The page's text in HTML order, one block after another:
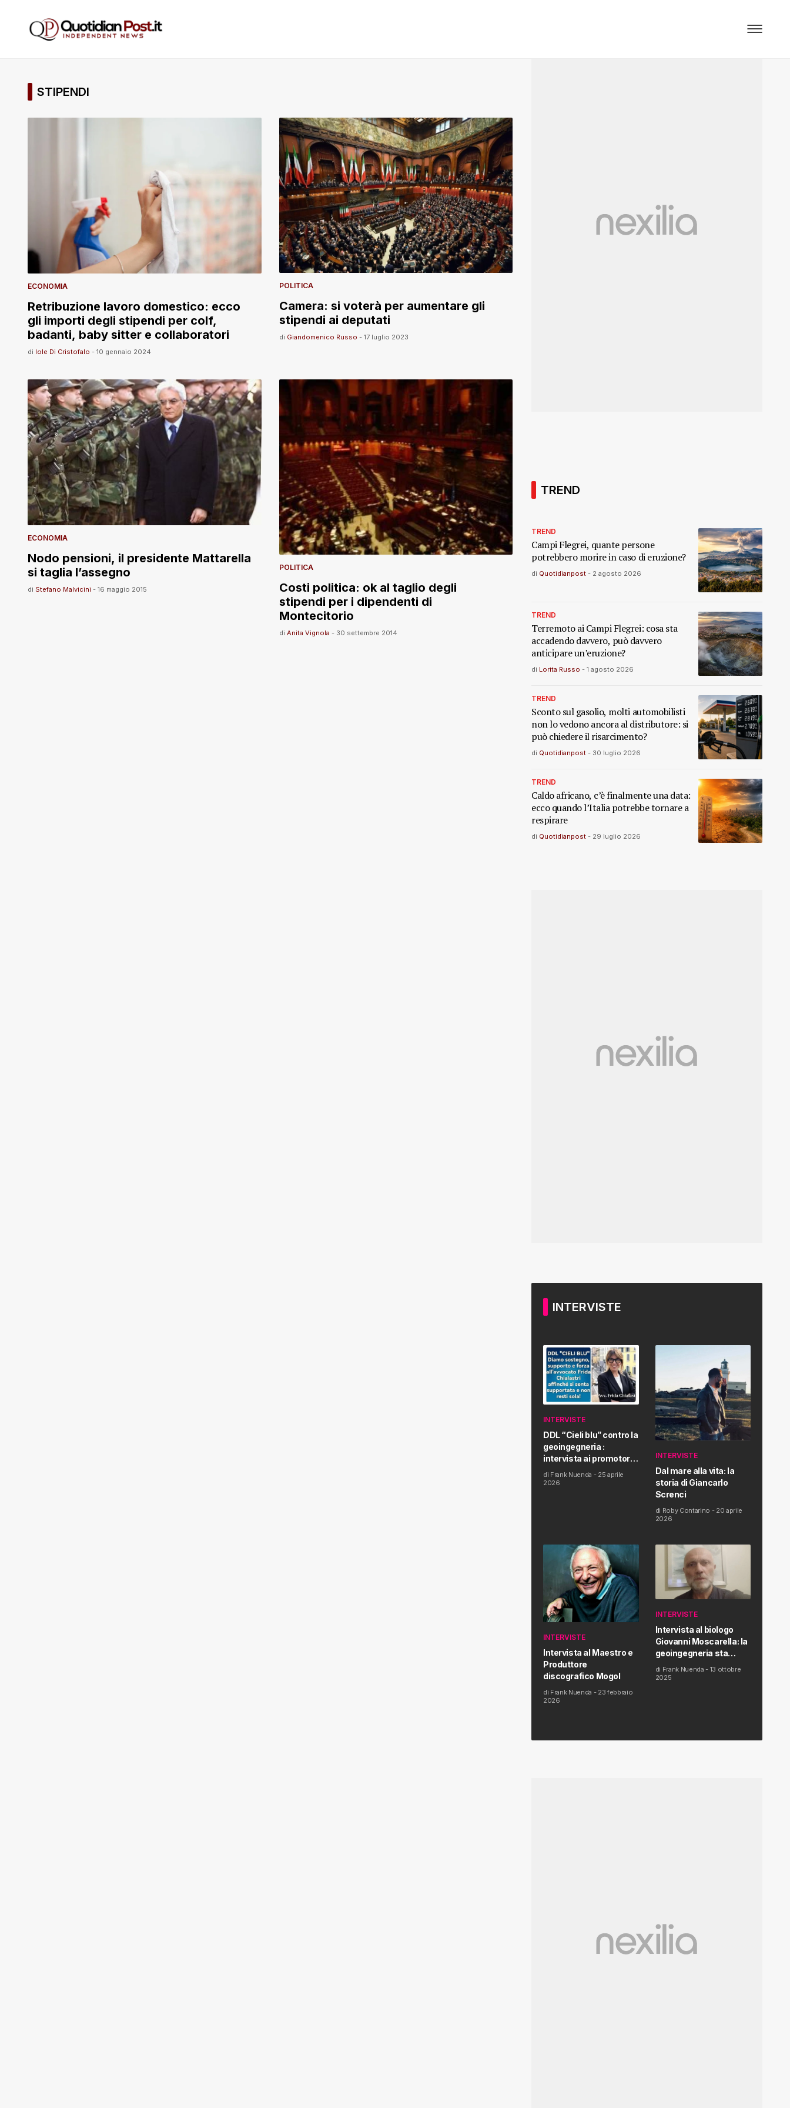
STIPENDI
ECONOMIA
Retribuzione lavoro domestico: ecco
gli importi degli stipendi per colf,
badanti, baby sitter e collaboratori
di Iole Di Cristofalo - 10 gennaio 2024
POLITICA
Camera: si voterà per aumentare gli
stipendi ai deputati
di Giandomenico Russo - 17 luglio 2023
ECONOMIA
Nodo pensioni, il presidente Mattarella
si taglia l’assegno
di Stefano Malvicini - 16 maggio 2015
POLITICA
Costi politica: ok al taglio degli
stipendi per i dipendenti di
Montecitorio
di Anita Vignola - 30 settembre 2014
TREND
TREND
Campi Flegrei, quante persone
potrebbero morire in caso di eruzione?
di Quotidianpost - 2 agosto 2026
TREND
Terremoto ai Campi Flegrei: cosa sta
accadendo davvero, può davvero
anticipare un’eruzione?
di Lorita Russo - 1 agosto 2026
TREND
Sconto sul gasolio, molti automobilisti
non lo vedono ancora al distributore: si
può chiedere il risarcimento?
di Quotidianpost - 30 luglio 2026
TREND
Caldo africano, c’è finalmente una data:
ecco quando l’Italia potrebbe tornare a
respirare
di Quotidianpost - 29 luglio 2026
INTERVISTE
INTERVISTE
DDL “Cieli blu” contro la
geoingegneria :
intervista ai promotori
della tematica e della
Proposta di Legge
di Frank Nuenda - 25 aprile
2026
INTERVISTE
Dal mare alla vita: la
storia di Giancarlo
Screnci
di Roby Contarino - 20 aprile
2026
INTERVISTE
Intervista al Maestro e
Produttore
discografico Mogol
di Frank Nuenda - 23 febbraio
2026
INTERVISTE
Intervista al biologo
Giovanni Moscarella: la
geoingegneria sta
modificando il clima e la
salute dell’uomo
di Frank Nuenda - 13 ottobre
2025